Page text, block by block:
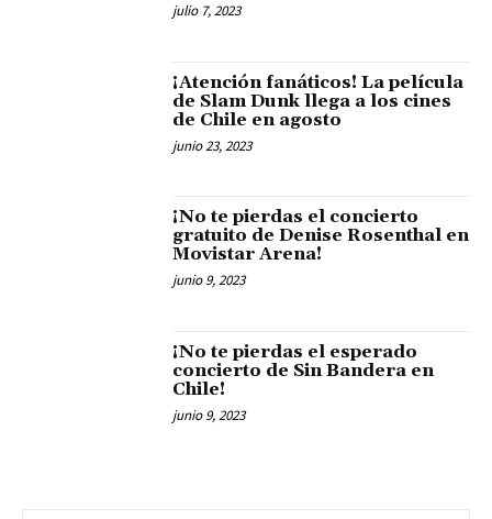
julio 7, 2023
¡Atención fanáticos! La película
de Slam Dunk llega a los cines
de Chile en agosto
junio 23, 2023
¡No te pierdas el concierto
gratuito de Denise Rosenthal en
Movistar Arena!
junio 9, 2023
¡No te pierdas el esperado
concierto de Sin Bandera en
Chile!
junio 9, 2023